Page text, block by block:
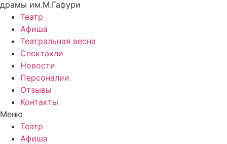
драмы им.М.Гафури
Театр
Афиша
Театральная весна
Спектакли
Новости
Персоналии
Отзывы
Контакты
Меню
Театр
Афиша